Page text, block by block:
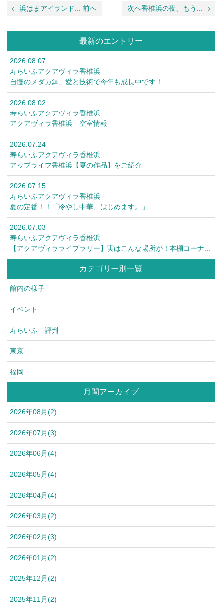
浜はまアイランド... 前へ 次へ香椎浜の夜、もう...
最新のエントリー
2026.08.07
寿らいふアクアヴィラ香椎浜
自慢のメダカ鉢、愛と技術で今年も成長中です！
2026.08.02
寿らいふアクアヴィラ香椎浜
アクアヴィラ香椎浜 空室情報
2026.07.24
寿らいふアクアヴィラ香椎浜
アップライフ香椎浜【夏の作品】をご紹介
2026.07.15
寿らいふアクアヴィラ香椎浜
夏の定番！！「冷やし中華、はじめます。」
2026.07.03
寿らいふアクアヴィラ香椎浜
【アクアヴィラライブラリー】実はこんな場所が！本棚コーナ...
カテゴリー別一覧
館内の様子
イベント
寿らいふ 評判
東京
福岡
月間アーカイブ
2026年08月(2)
2026年07月(3)
2026年06月(4)
2026年05月(4)
2026年04月(4)
2026年03月(2)
2026年02月(3)
2026年01月(2)
2025年12月(2)
2025年11月(2)